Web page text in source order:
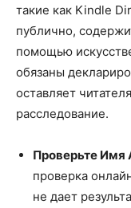
такие как Kindle
публично,
помощью
обязаны
оставляет
расследование.
Проверьте Имя
проверка
не дает